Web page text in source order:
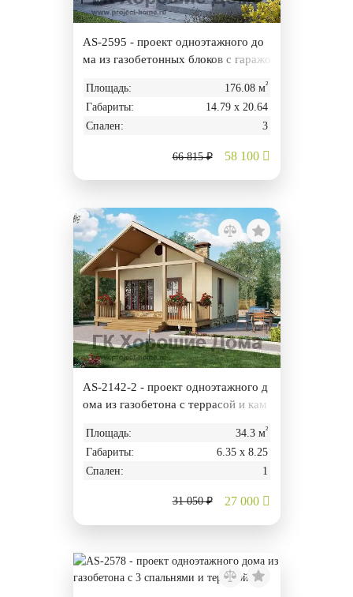
AS-2595 - проект одноэтажного до
ма из газобетонных блоков с гаражо
Площадь: 176.08 м²
Габариты:
14.79 х 20.64
Спален:
3
66 815 ₽ 58 100
AS-2142-2 - проект одноэтажного д
ома из газобетона с террасой и кам
Площадь: 34.3 м²
Габариты:
6.35 х 8.25
Спален:
1
31 050 ₽ 27 000